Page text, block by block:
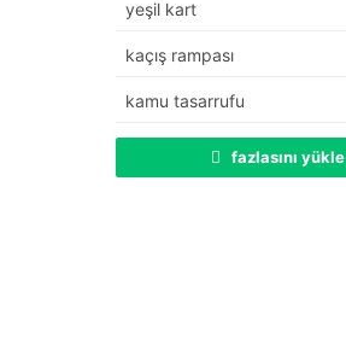
yeşil kart
kaçış rampası
kamu tasarrufu
fazlasını yükle